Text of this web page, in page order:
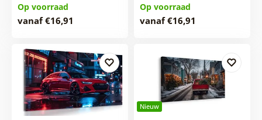
Op voorraad
vanaf €16,91
Op voorraad
vanaf €16,91
Nieuw